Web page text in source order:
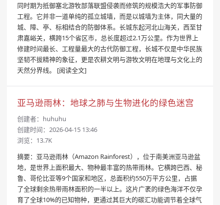
同时期为抵御塞北游牧部落联盟侵袭而修筑的规模浩大的军事防御
工程。它并非一道单纯的孤立城墙，而是以城墙为主体，同大量的
城、障、亭、标相结合的防御体系。长城东起河北山海关，西至甘
肃嘉峪关，横跨15个省区市，总长度超过2.1万公里。作为世界上
修建时间最长、工程量最大的古代防御工程，长城不仅是中华民族
坚韧不拔精神的象征，更是农耕文明与游牧文明在地理与文化上的
天然分界线。 [阅读全文]
亚马逊雨林：地球之肺与生物进化的绿色迷宫
创建者： huhuhu
创建时间：2026-04-15 13:46
浏览：13.7K
摘要：亚马逊雨林（Amazon Rainforest），位于南美洲亚马逊盆
地，是世界上面积最大、物种最丰富的热带雨林。它横跨巴西、秘
鲁、哥伦比亚等9个国家和地区，总面积约550万平方公里，占据
了全球剩余热带雨林面积的一半以上。这片广袤的绿色海洋不仅孕
育了全球10%的已知物种，更通过其巨大的碳汇功能调节着全球气